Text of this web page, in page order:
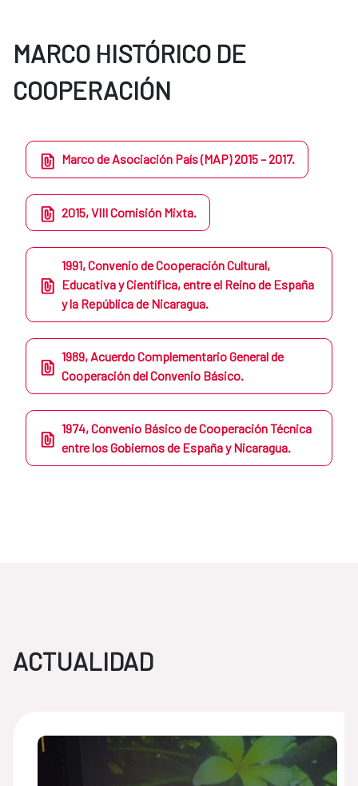
MARCO HISTÓRICO DE
COOPERACIÓN
Marco de Asociación País (MAP) 2015 – 2017.
2015, VIII Comisión Mixta.
1991, Convenio de Cooperación Cultural,
Educativa y Científica, entre el Reino de España
y la República de Nicaragua.
​1989, Acuerdo Complementario General de
Cooperación del Convenio Básico.
1974, Convenio Básico de Cooperación Técnica
entre los Gobiernos de España y Nicaragua.
ACTUALIDAD